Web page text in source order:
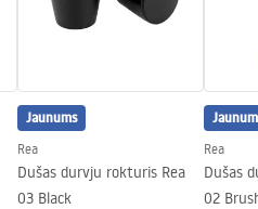
Jaunums
Rea
Dušas durvju rokturis Rea
03 Black
Rea
Dušas
02